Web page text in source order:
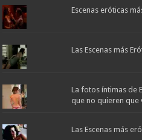
Escenas eróticas
Las Escenas más
La fotos íntimas de
que no quieren que
Las Escenas más